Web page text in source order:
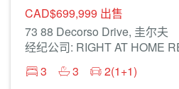
CAD$699,999 出售
73 88 Decorso Drive, 圭尔夫
经纪公司: RIGHT AT HOME
3
3 2(1+1)